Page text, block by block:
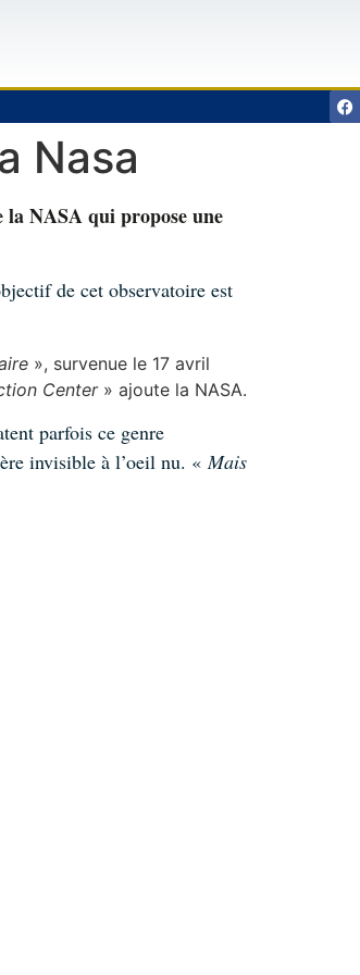
Nasa
la NASA qui propose une
de cet observatoire est
», survenue le 17 avril
Center» ajoute la NASA.
parfois ce genre
invisible à l’oeil nu. «Mais